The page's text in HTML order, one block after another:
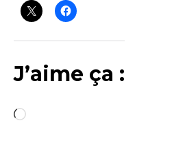
J’aime ça :
C